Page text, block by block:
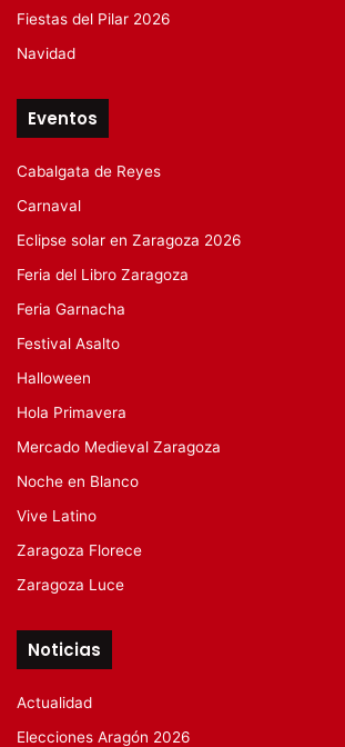
Fiestas del Pilar 2026
Navidad
Eventos
Cabalgata de Reyes
Carnaval
Eclipse solar en Zaragoza 2026
Feria del Libro Zaragoza
Feria Garnacha
Festival Asalto
Halloween
Hola Primavera
Mercado Medieval Zaragoza
Noche en Blanco
Vive Latino
Zaragoza Florece
Zaragoza Luce
Noticias
Actualidad
Elecciones Aragón 2026